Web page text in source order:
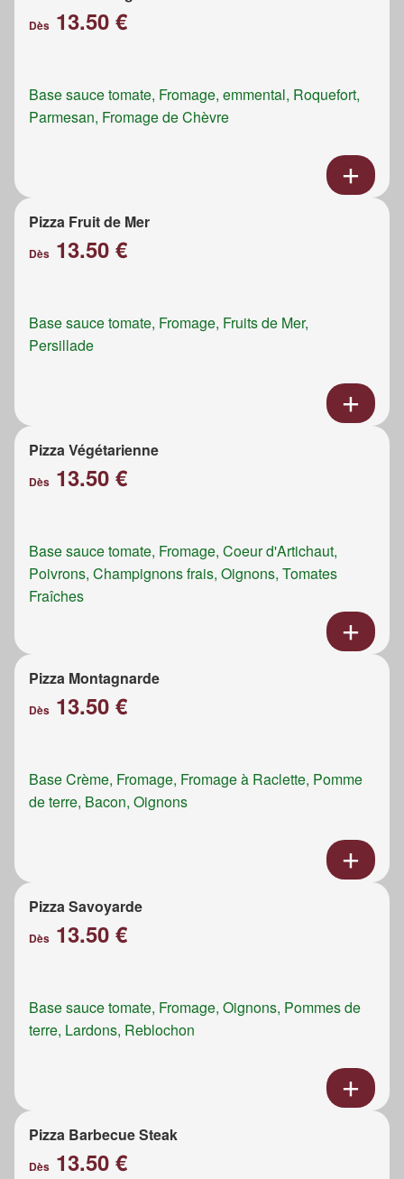
Dès 13.50 €
Base sauce tomate, Fromage, emmental, Roquefort,
Parmesan, Fromage de Chèvre
Pizza Fruit de Mer
Dès 13.50 €
Base sauce tomate, Fromage, Fruits de Mer,
Persillade
Pizza Végétarienne
Dès 13.50 €
Base sauce tomate, Fromage, Coeur d'Artichaut,
Poivrons, Champignons frais, Oignons, Tomates
Fraîches
Pizza Montagnarde
Dès 13.50 €
Base Crème, Fromage, Fromage à Raclette, Pomme
de terre, Bacon, Oignons
Pizza Savoyarde
Dès 13.50 €
Base sauce tomate, Fromage, Oignons, Pommes de
terre, Lardons, Reblochon
Pizza Barbecue Steak
Dès 13.50 €